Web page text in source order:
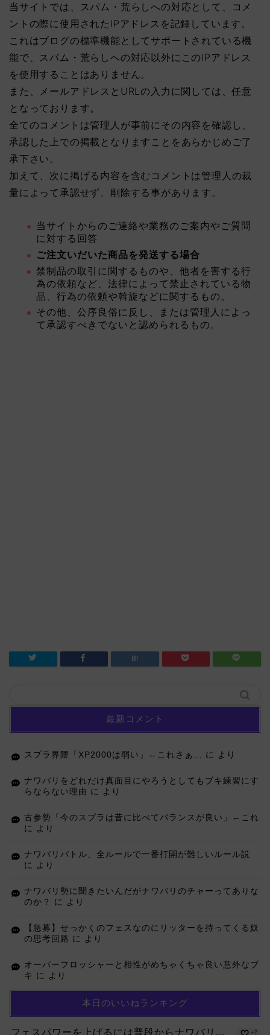
当サイトでは、スパム・荒らしへの対応として、コメ
ントの際に使用されたIPアドレスを記録しています。
これはブログの標準機能としてサポートされている機
能で、スパム・荒らしへの対応以外にこのIPアドレス
を使用することはありません。
また、メールアドレスとURLの入力に関しては、任意
となっております。
全てのコメントは管理人が事前にその内容を確認し、
承認した上での掲載となりますことをあらかじめご了
承下さい。
加えて、次に掲げる内容を含むコメントは管理人の裁
量によって承認せず、削除する事があります。
当サイトからのご連絡や業務のご案内やご質問
に対する回答
ご注文いだいた商品を発送する場合
禁制品の取引に関するものや、他者を害する行
為の依頼など、法律によって禁止されている物
品、行為の依頼や斡旋などに関するもの。
その他、公序良俗に反し、または管理人によっ
て承認すべきでないと認められるもの。
最新コメント
スプラ界隈「XP2000は弱い」←これさぁ… に より
ナワバリをどれだけ真面目にやろうとしてもブキ練習にす
らならない理由 に より
古参勢「今のスプラは昔に比べてバランスが良い」←これ
に より
ナワバリバトル、全ルールで一番打開が難しいルール説
に より
ナワバリ勢に聞きたいんだがナワバリのチャーってありな
のか？
に より
【急募】せっかくのフェスなのにリッターを持ってくる奴
の思考回路 に より
オーバーフロッシャーと相性がめちゃくちゃ良い意外なブ
キ に より
本日のいいねランキング
フェスパワーを上げるには普段からナワバリ... +7